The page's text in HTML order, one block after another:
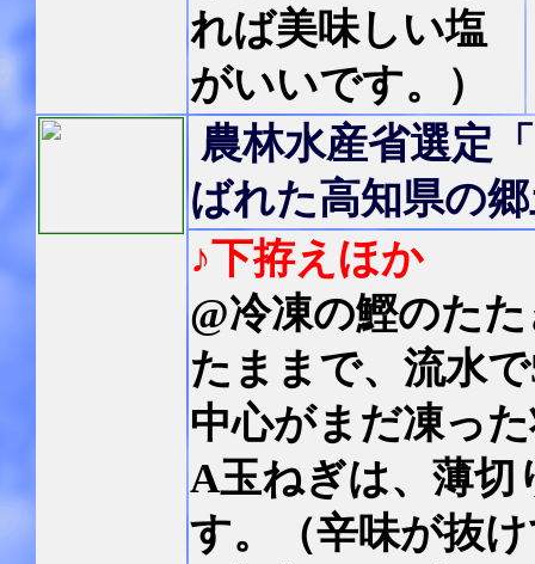
れば美味しい塩
がいいです。）
農林水産省選定
ばれた高知県の
♪下拵えほか
@冷凍の鰹のた
たままで、流水
中心がまだ凍っ
A玉ねぎは、薄切
す。（辛味が抜